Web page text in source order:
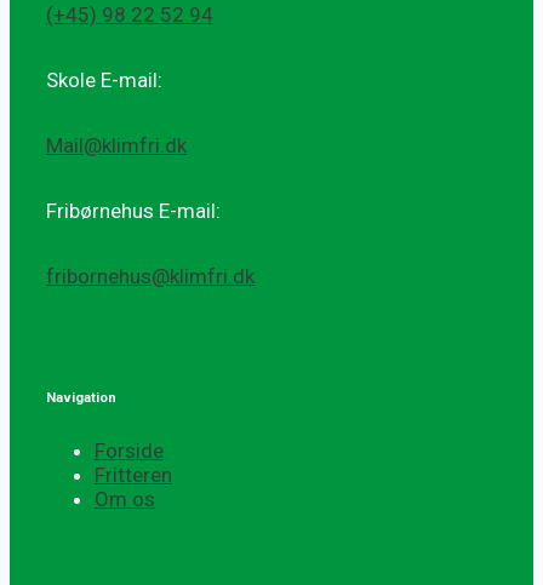
(+45) 98 22 52 94
Skole E-mail:
Mail@klimfri.dk
Fribørnehus E-mail:
fribornehus@klimfri.dk
Navigation
Forside
Fritteren
Om os